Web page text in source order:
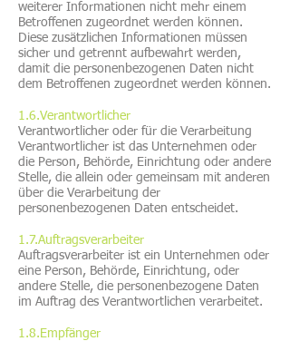
weiterer Informationen nicht mehr einem
Betroffenen zugeordnet werden können.
Diese zusätzlichen Informationen müssen
sicher und getrennt aufbewahrt werden,
damit die personenbezogenen Daten nicht
dem Betroffenen zugeordnet werden können.
1.6.Verantwortlicher
Verantwortlicher oder für die Verarbeitung
Verantwortlicher ist das Unternehmen oder
die Person, Behörde, Einrichtung oder andere
Stelle, die allein oder gemeinsam mit anderen
über die Verarbeitung der
personenbezogenen Daten entscheidet.
1.7.Auftragsverarbeiter
Auftragsverarbeiter ist ein Unternehmen oder
eine Person, Behörde, Einrichtung, oder
andere Stelle, die personenbezogene Daten
im Auftrag des Verantwortlichen verarbeitet.
1.8.Empfänger